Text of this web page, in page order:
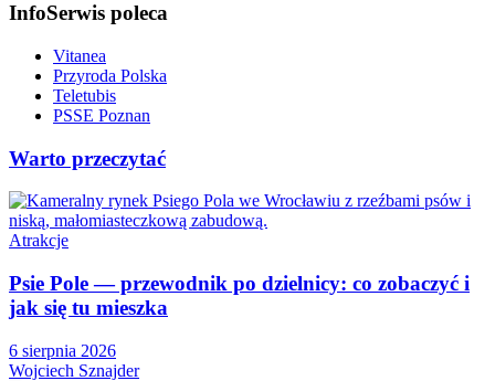
InfoSerwis poleca
Vitanea
Przyroda Polska
Teletubis
PSSE Poznan
Warto przeczytać
Atrakcje
Psie Pole — przewodnik po dzielnicy: co zobaczyć i
jak się tu mieszka
6 sierpnia 2026
Wojciech Sznajder